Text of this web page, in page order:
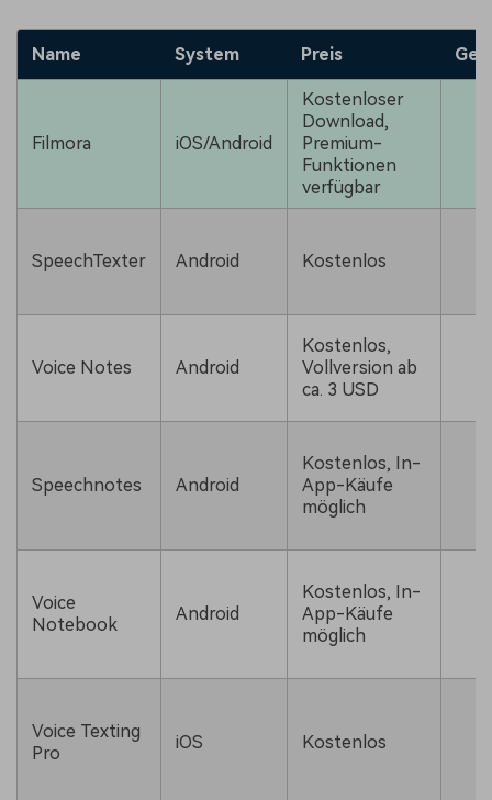
Name System Preis
Filmora iOS/Android
Kostenloser
Download,
Premium-
Funktionen
verfügbar
SpeechTexter Android Kostenlos
Voice Notes Android
Kostenlos,
Vollversion ab
ca. 3 USD
Speechnotes Android
Kostenlos, In-
App-Käufe
möglich
Voice
Notebook
Android
Kostenlos, In-
App-Käufe
möglich
Voice Texting
Pro
iOS Kostenlos